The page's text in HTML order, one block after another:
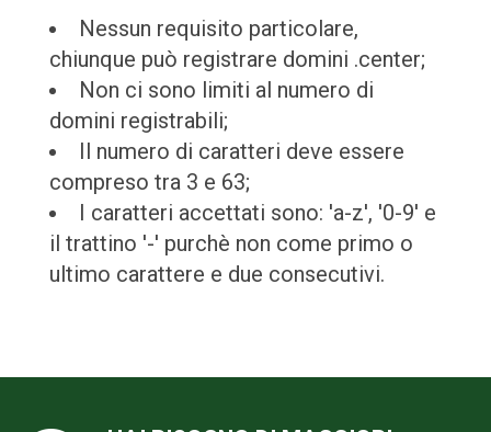
Nessun requisito particolare,
chiunque può registrare domini .center;
Non ci sono limiti al numero di
domini registrabili;
Il numero di caratteri deve essere
compreso tra 3 e 63;
I caratteri accettati sono: 'a-z', '0-9' e
il trattino '-' purchè non come primo o
ultimo carattere e due consecutivi.